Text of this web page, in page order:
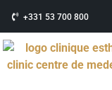
+331 53 700 800